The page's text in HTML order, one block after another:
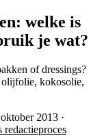
welke is
je wat?
of dressings?
kokosolie,
2013 ·
redactieproces